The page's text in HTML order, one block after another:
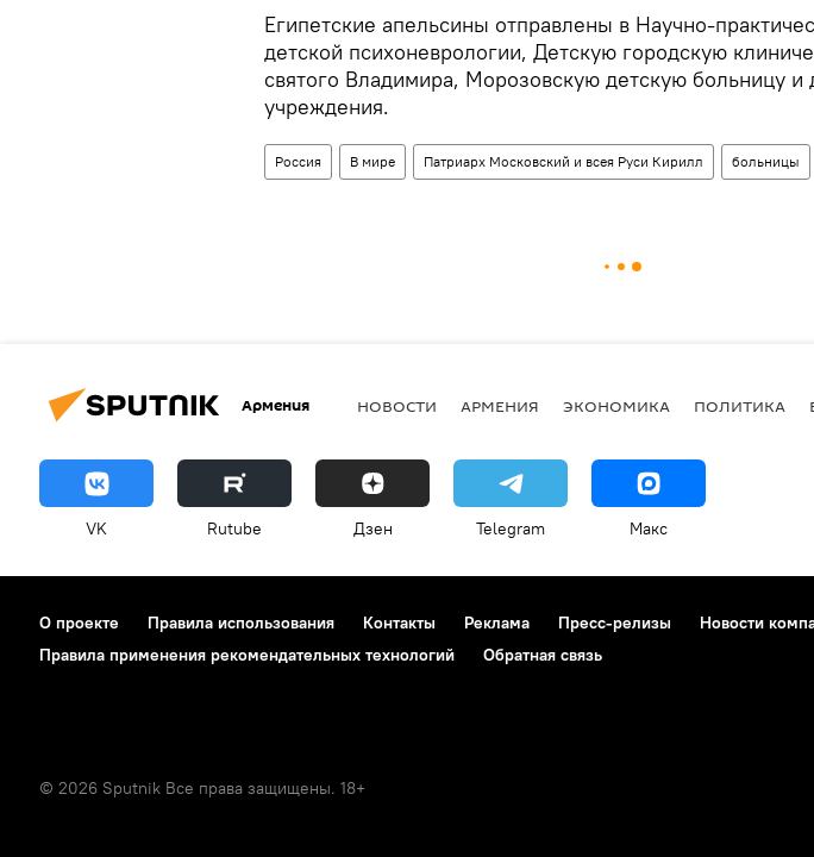
Египетские апельсины отправлены в Научно-
детской психоневрологии, Детскую городскую
святого Владимира, Морозовскую детскую больницу и
учреждения.
Россия В мире Патриарх Московский и всея Руси Кирилл больницы
Армения НОВОСТИ АРМЕНИЯ ЭКОНОМИКА ПОЛИТИКА
VK Rutube Дзен Telegram Макс
О проекте Правила использования Контакты Реклама Пресс-релизы Новости
Правила применения рекомендательных технологий
Обратная связь
© 2026 Sputnik Все права защищены. 18+